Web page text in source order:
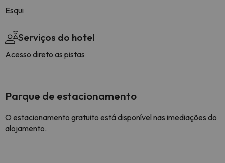
Esqui
Serviços do hotel
Acesso direto as pistas
Parque de estacionamento
O estacionamento gratuito está disponível nas imediações do
alojamento.